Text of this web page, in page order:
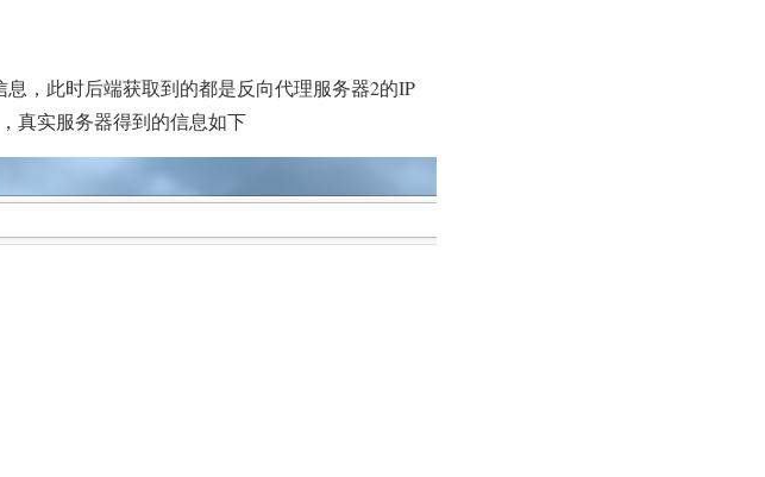
，此时后端获取到的都是反向代理服务器2的IP
真实服务器得到的信息如下